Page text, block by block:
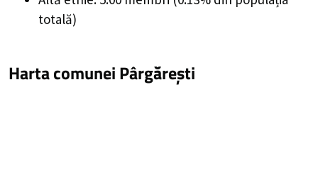
totală)
Harta comunei Pârgărești